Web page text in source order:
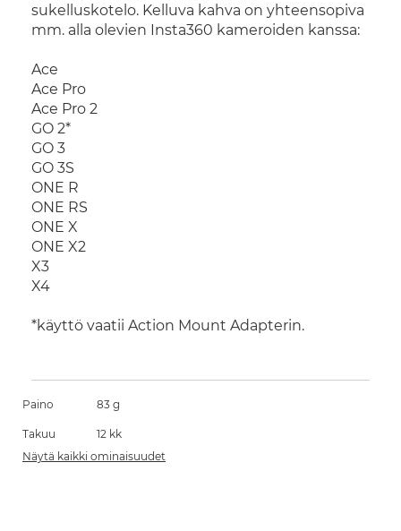
sukelluskotelo. Kelluva kahva on yhteensopiva
mm. alla olevien Insta360 kameroiden kanssa:
Ace
Ace Pro
Ace Pro 2
GO 2*
GO 3
GO 3S
ONE R
ONE RS
ONE X
ONE X2
X3
X4
*käyttö vaatii Action Mount Adapterin.
Paino 83 g
Takuu
12 kk
Näytä kaikki ominaisuudet